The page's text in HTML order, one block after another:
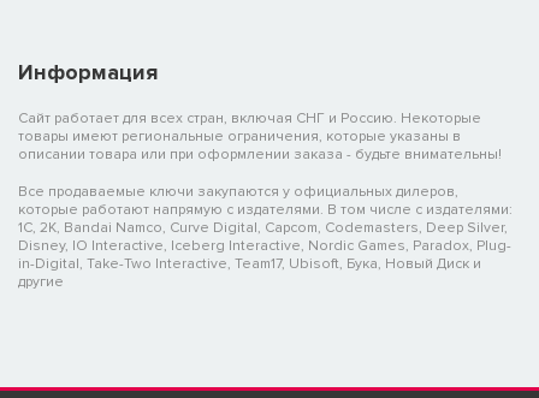
Информация
Сайт работает для всех стран, включая СНГ и Россию. Некоторые
товары имеют региональные ограничения, которые указаны в
описании товара или при оформлении заказа - будьте внимательны!
Все продаваемые ключи закупаются у официальных дилеров,
которые работают напрямую с издателями. В том числе с издателями:
1C, 2K, Bandai Namco, Curve Digital, Capcom, Codemasters, Deep Silver,
Disney, IO Interactive, Iceberg Interactive, Nordic Games, Paradox, Plug-
in-Digital, Take-Two Interactive, Team17, Ubisoft, Бука, Новый Диск и
другие